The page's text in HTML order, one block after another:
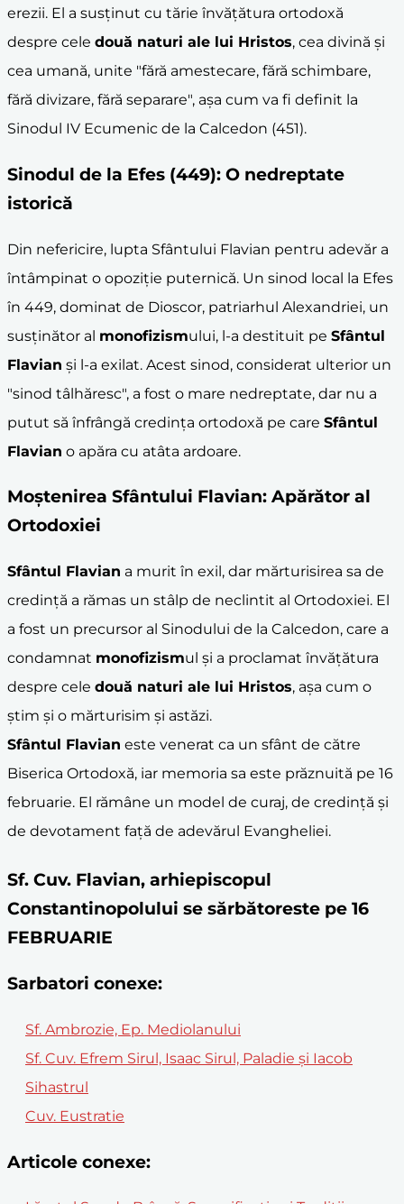
erezii. El a susținut cu tărie învățătura ortodoxă
despre cele două naturi ale lui Hristos, cea divină și
cea umană, unite "fără amestecare, fără schimbare,
fără divizare, fără separare", așa cum va fi definit la
Sinodul IV Ecumenic de la Calcedon (451).
Sinodul de la Efes (449): O nedreptate
istorică
Din nefericire, lupta Sfântului Flavian pentru adevăr a
întâmpinat o opoziție puternică. Un sinod local la Efes
în 449, dominat de Dioscor, patriarhul Alexandriei, un
susținător al monofizismului, l-a destituit pe Sfântul
Flavian și l-a exilat. Acest sinod, considerat ulterior un
"sinod tâlhăresc", a fost o mare nedreptate, dar nu a
putut să înfrângă credința ortodoxă pe care Sfântul
Flavian o apăra cu atâta ardoare.
Moștenirea Sfântului Flavian: Apărător al
Ortodoxiei
Sfântul Flavian a murit în exil, dar mărturisirea sa de
credință a rămas un stâlp de neclintit al Ortodoxiei. El
a fost un precursor al Sinodului de la Calcedon, care a
condamnat monofizismul și a proclamat învățătura
despre cele două naturi ale lui Hristos, așa cum o
știm și o mărturisim și astăzi.
Sfântul Flavian este venerat ca un sfânt de către
Biserica Ortodoxă, iar memoria sa este prăznuită pe 16
februarie. El rămâne un model de curaj, de credință și
de devotament față de adevărul Evangheliei.
Sf. Cuv. Flavian, arhiepiscopul
Constantinopolului se sărbătoreste pe 16
FEBRUARIE
Sarbatori conexe:
Sf. Ambrozie, Ep. Mediolanului
Sf. Cuv. Efrem Sirul, Isaac Sirul, Paladie și Iacob
Sihastrul
Cuv. Eustratie
Articole conexe: